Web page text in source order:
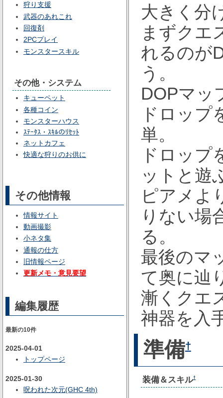
狩り支援
武器のあれこれ
回復剤
2PCプレイ
モンスタースキル
その他・システム
キューペット
各種コイン
モンスターハウス
ｽﾃｰﾀｽ・ｽｷﾙのﾘｾｯﾄ
ネットカフェ
快適な狩りのお供に
その他情報
情報サイト
動画撮影
小ネタ集
通報の仕方
旧情報ページ
更新メモ・意見要望
編集履歴
最新の10件
2025-04-01
トップページ
2025-01-30
呪われた次元(GHC 4th)
大きく分
まずクエ
れるのが
う。
DOPマッ
ドロップ
単。
ドロップ
ットと遊
ピアメよ
りない場
る。
最後のマ
て奥に辿
漸くクエ
神器を入
準備†
装備＆スキル†